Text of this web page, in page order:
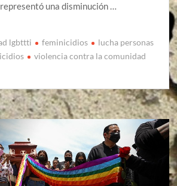
una disminución …
lgbttti feminicidios
lucha personas
violencia contra la comunidad